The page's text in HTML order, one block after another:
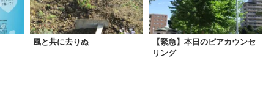
風と共に去りぬ
【緊急】本日のピアカウンセ
リング